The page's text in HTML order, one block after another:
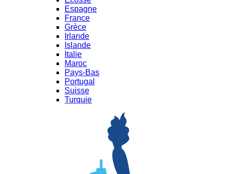
Espagne
France
Grèce
Irlande
Islande
Italie
Maroc
Pays-Bas
Portugal
Suisse
Turquie